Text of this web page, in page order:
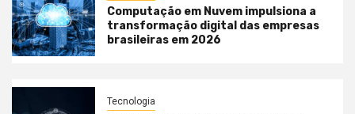
Computação em Nuvem impulsiona a
transformação digital das empresas
brasileiras em 2026
Tecnologia